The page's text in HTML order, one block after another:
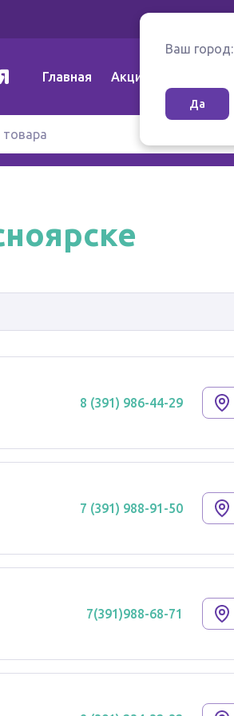
Главная Акции
Ваш город:
Да
8 (391) 986-44-29
7 (391) 988-91-50
7(391)988-68-71